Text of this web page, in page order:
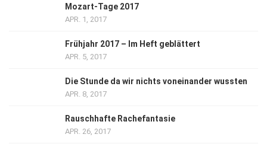
Mozart-Tage 2017
APR. 1, 2017
Frühjahr 2017 – Im Heft geblättert
APR. 5, 2017
Die Stunde da wir nichts voneinander wussten
APR. 8, 2017
Rauschhafte Rachefantasie
APR. 26, 2017